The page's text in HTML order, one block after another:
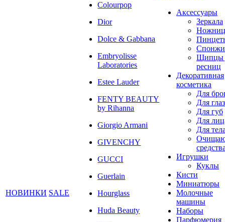
НОВИНКИ SALE
Colourpop
Dior
Dolce & Gabbana
Embryolisse
Laboratories
Estee Lauder
FENTY BEAUTY
by Rihanna
Giorgio Armani
GIVENCHY
GUCCI
Guerlain
Hourglass
Huda Beauty
Аксессуары
Зеркала
Спонжи
Щипцы
ресниц
Декоративная
косметика
Для
Для глаз
Для губ
Для
Для
Игрушки
Куклы
Кисти
Миниатюры
Молочные
машины
Наборы
Парфюмерия